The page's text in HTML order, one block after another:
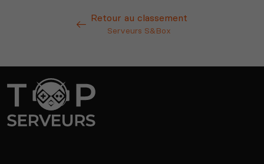
Retour au classement
Serveurs S&Box